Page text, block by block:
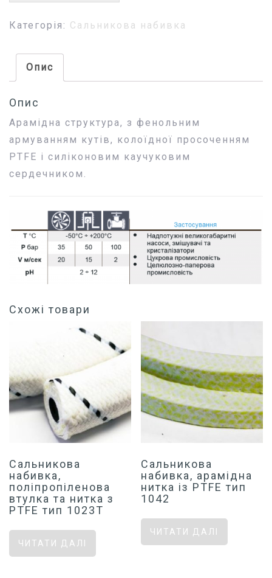
Категорія: Сальникова набивка
Опис
Опис
Арамідна структура, з фенольним
армуванням кутів, колоїдної просоченням
PTFE і силіконовим каучуковим
сердечником.
Схожі товари
Сальникова
набивка,
поліпропіленова
втулка та нитка з
PTFE тип 1023T
ЧИТАТИ ДАЛІ
Сальникова
набивка, арамідна
нитка із PTFE тип
1042
ЧИТАТИ ДАЛІ